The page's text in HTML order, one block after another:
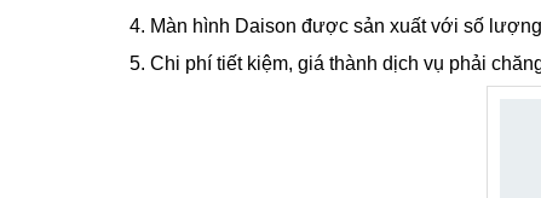
Màn hình Daison được sản xuất với số
Chi phí tiết kiệm, giá thành dịch vụ phải